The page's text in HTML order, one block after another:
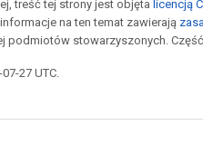
treść tej strony jest objęta licencją
informacje na ten temat zawierają
podmiotów stowarzyszonych.
27 UTC.